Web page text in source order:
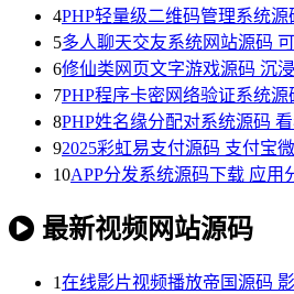
4PHP轻量级二维码管理系统
5多人聊天交友系统网站源码
6修仙类网页文字游戏源码 沉
7PHP程序卡密网络验证系统
8PHP姓名缘分配对系统源码
92025彩虹易支付源码 支付宝
10APP分发系统源码下载 应用
最新视频网站源码
1在线影片视频播放帝国源码